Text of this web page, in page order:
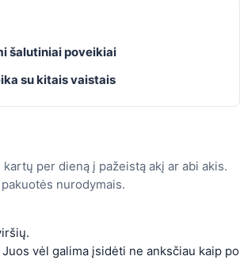
šalutiniai poveikiai
su kitais vaistais
per dieną į pažeistą akį ar abi akis.
nurodymais.
vėl galima įsidėti ne anksčiau kaip po